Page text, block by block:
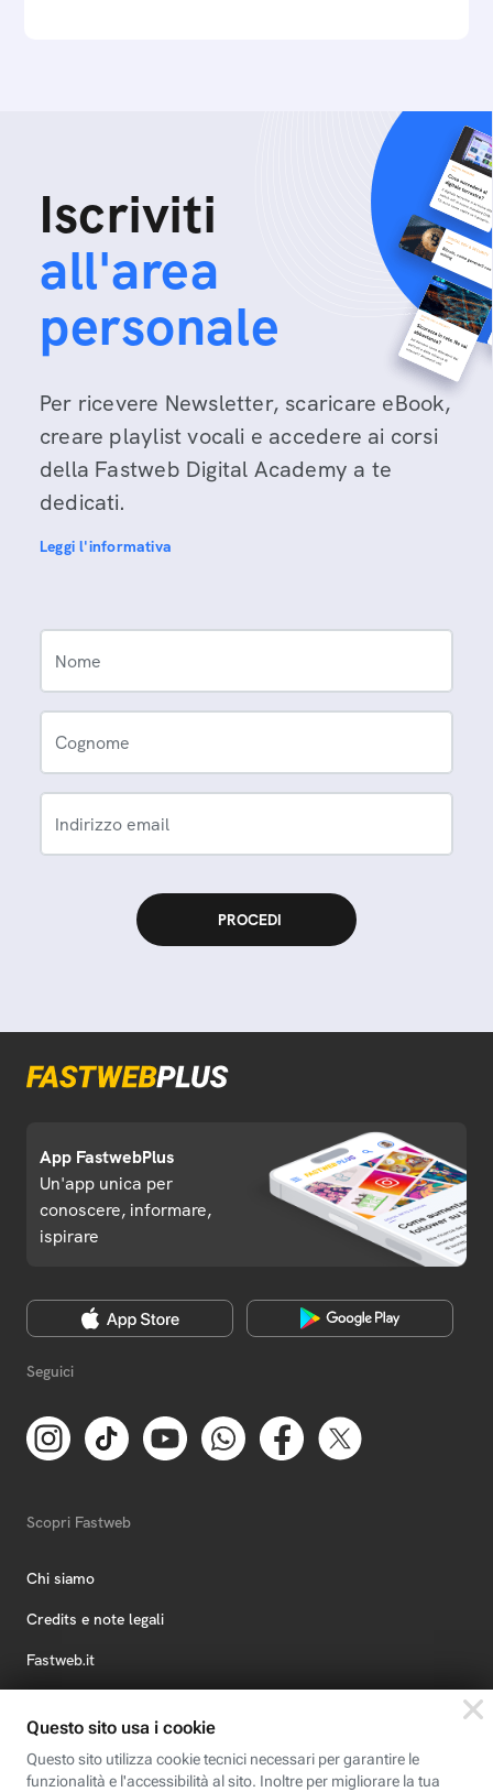
Iscriviti
all'area
personale
Per ricevere Newsletter, scaricare eBook,
creare playlist vocali e accedere ai corsi
della Fastweb Digital Academy a te
dedicati.
Leggi l'informativa
Nome
Cognome
Indirizzo email
App FastwebPlus
Un'app unica per
conoscere, informare,
ispirare
Seguici
Scopri Fastweb
Chi siamo
Credits e note legali
Fastweb.it
Fastweb Digital Academy